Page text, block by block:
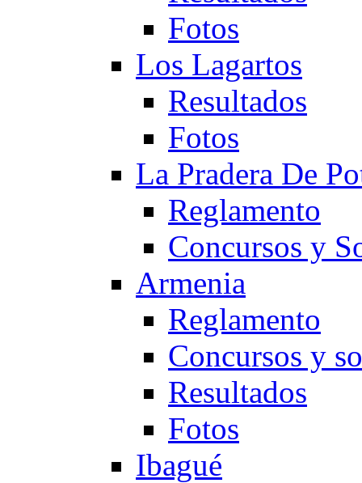
Fotos
Los Lagartos
Resultados
Fotos
La Pradera De
Reglamento
Concursos y
Armenia
Reglamento
Concursos y
Resultados
Fotos
Ibagué